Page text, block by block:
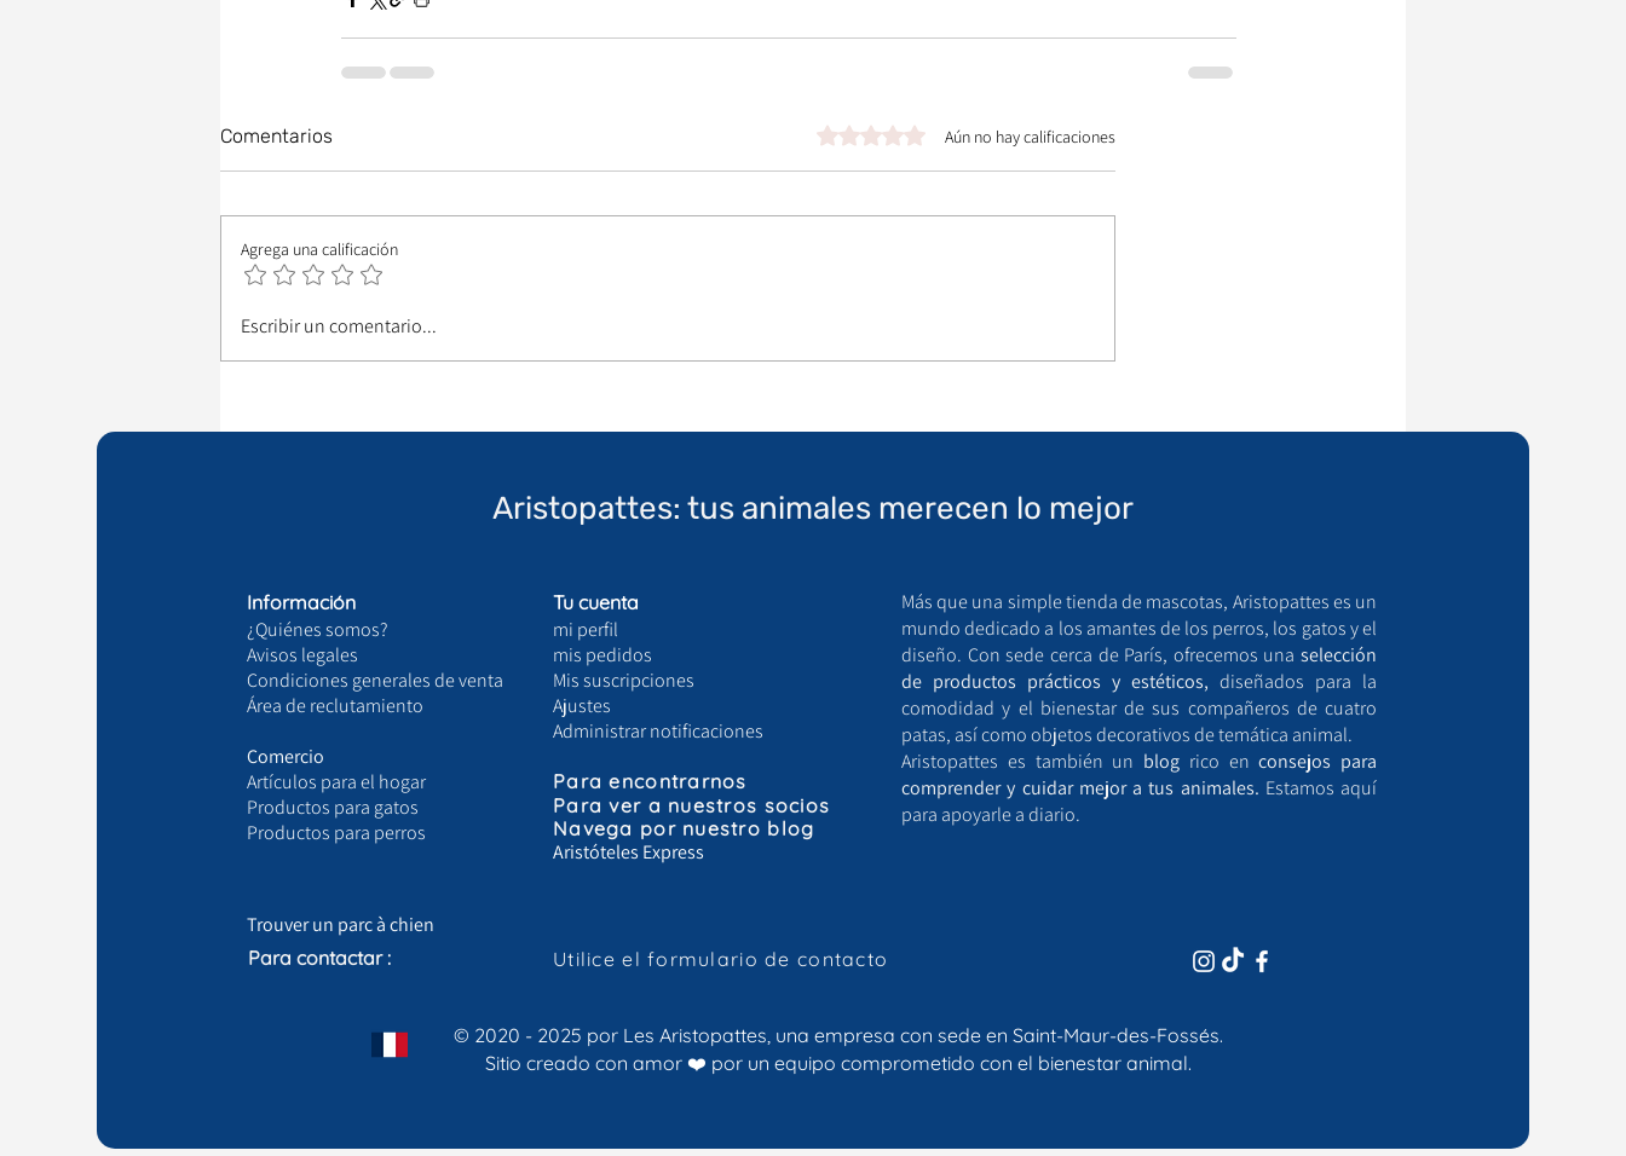
Comentarios Obtuvo 0 de 5 estrellas.Aún no hay calificaciones
Agrega una calificación
Escribir un comentario...
Aristopattes: tus animales merecen lo mejor
Información
¿Quiénes somos?
Avisos legales
Condiciones generales de venta
Área de reclutamiento
Comercio
Artículos para el hogar
Productos para gatos
Productos para perros
Tu cuenta
mi perfil
mis pedidos
Mis suscripciones
Ajustes
Administrar notificaciones
Paraencontrarnos
Para ver a nuestros socios
Navega por nuestro blog
Aristóteles Express
Más que una simple tienda de mascotas, Aristopattes es un
mundo dedicado a los amantes de los perros, los gatos y el
diseño. Con sede cerca de París, ofrecemos una selección
de productos prácticos y estéticos, diseñados para la
comodidad y el bienestar de sus compañeros de cuatro
patas, así como objetos decorativos de temática animal.
Aristopattes es también un blog rico enconsejos para
comprender y cuidar mejor a tus animales. Estamos aquí
para apoyarle a diario.
Trouver un parc à chien
Para contactar : Utilice el formulario de contacto
© 2020 - 2025 por Les Aristopattes, una empresa con sede en Saint-Maur-des-Fossés.
Sitio creado con amor ❤️ por un equipo comprometido con el bienestar animal.